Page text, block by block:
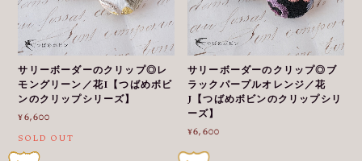
サリーボーダーのクリップ◎レ
モングリーン／花I【つばめボビ
ンのクリップシリーズ】
¥6,600
SOLD OUT
サリーボーダーのクリップ◎ブ
ラックパープルオレンジ／花
J【つばめボビンのクリップシリ
ーズ】
¥6,600